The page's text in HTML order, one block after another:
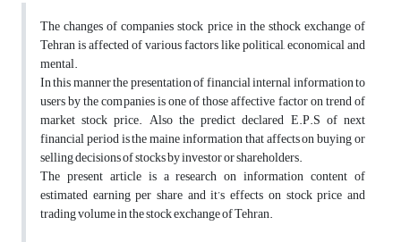
The changes of companies stock price in the sthock exchange of
Tehran is affected of various factors like political, economical and
mental.
In this manner the presentation of financial internal information to
users by the companies is one of those affective factor on trend of
market stock price. Also the predict declared E.P.S of next
financial period is the maine information that affects on buying or
selling decisions of stocks by investor or shareholders.
The present article is a research on information content of
estimated earning per share and it’s effects on stock price and
trading volume in the stock exchange of Tehran.